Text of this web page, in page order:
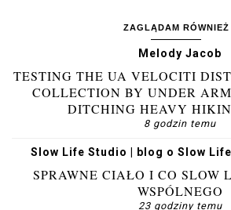
ZAGLĄDAM RÓWNIEŻ
Melody Jacob
TESTING THE UA VELOCITI
COLLECTION BY UNDER
DITCHING HEAVY
8 godzin temu
Slow Life Studio | blog o Slow
SPRAWNE CIAŁO I CO SLOW
WSPÓLNEGO
23 godziny temu